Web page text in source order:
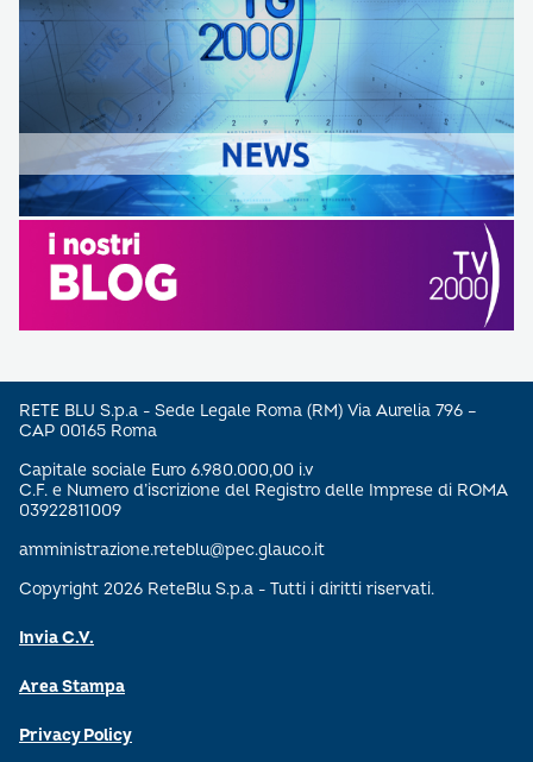
RETE BLU S.p.a - Sede Legale Roma (RM) Via Aurelia 796 –
CAP 00165 Roma
Capitale sociale Euro 6.980.000,00 i.v
C.F. e Numero d’iscrizione del Registro delle Imprese di ROMA
03922811009
amministrazione.reteblu@pec.glauco.it
Copyright 2026 ReteBlu S.p.a - Tutti i diritti riservati.
Invia C.V.
Area Stampa
Privacy Policy